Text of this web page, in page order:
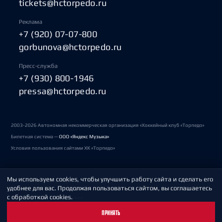
tickets@hctorpedo.ru
Реклама
+7 (920) 07-07-800
gorbunova@hctorpedo.ru
Пресс-служба
+7 (930) 800-1946
pressa@hctorpedo.ru
2003-2026 Автономная некоммерческая организация «Хоккейный клуб «Торпедо»
Билетная система —ООО «Яндекс Музыка»
Условия пользования сайтами ХК «Торпедо»
Политика обработки персональных данных
Пользовательское соглашение
Мы используем cookies, чтобы улучшить работу сайта и сделать его
удобнее для вас. Продолжая пользоваться сайтом, вы соглашаетесь
с обработкой cookies.
ПРИНЯТЬ